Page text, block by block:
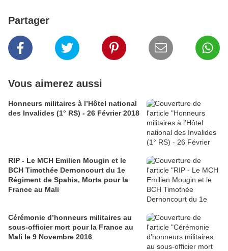
Partager
Vous aimerez aussi
Honneurs militaires à l’Hôtel national
des Invalides (1° RS) - 26 Février 2018
RIP - Le MCH Emilien Mougin et le
BCH Timothée Dernoncourt du 1e
Régiment de Spahis, Morts pour la
France au Mali
Cérémonie d’honneurs militaires au
sous-officier mort pour la France au
Mali le 9 Novembre 2016